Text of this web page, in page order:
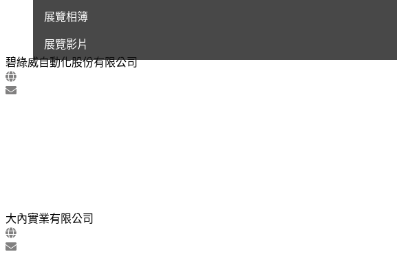
展覽相簿
展覽影片
碧綠威自動化股份有限公司
大內實業有限公司